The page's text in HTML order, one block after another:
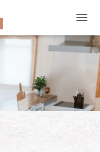
ビ
ゲ
ー
を
切
り